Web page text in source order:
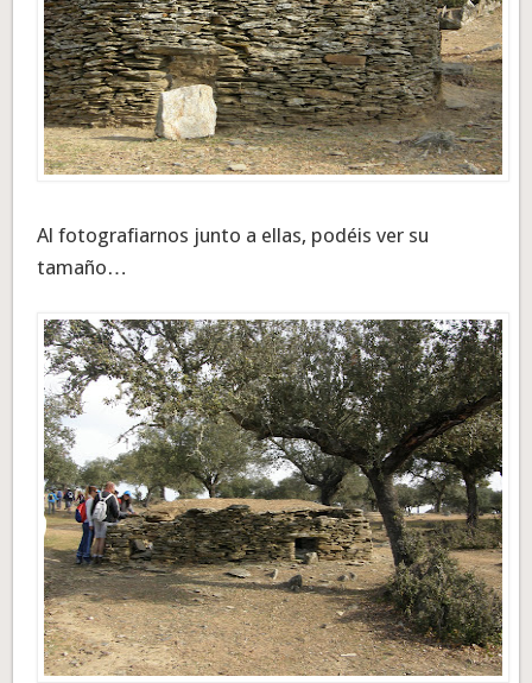
Al fotografiarnos junto a ellas, podéis ver su
tamaño…